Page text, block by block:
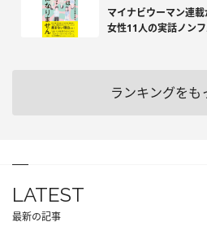
マイナビウーマン連
女性11人の実話ノン
ランキングをも
LATEST
最新の記事